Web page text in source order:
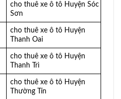
cho thuê xe ô tô Huyện Sóc
Sơn
cho thuê xe ô tô Huyện
Thanh Oai
cho thuê xe ô tô Huyện
Thanh Trì
cho thuê xe ô tô Huyện
Thường Tín